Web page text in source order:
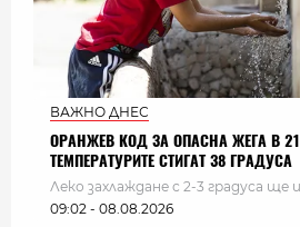
ВАЖНО ДНЕС
ОРАНЖЕВ КОД ЗА ОПАСНА ЖЕГА В
ТЕМПЕРАТУРИТЕ СТИГАТ 38 ГРАДУСА
Леко захлаждане с 2-3 градуса ще
09:02 - 08.08.2026